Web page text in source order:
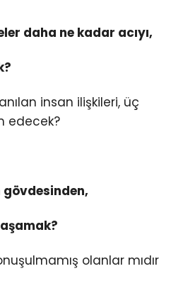
daha ne kadar acıyı,
insan ilişkileri, üç
edecek?
gövdesinden,
olanlar mıdır